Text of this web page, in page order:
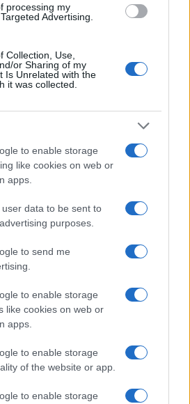
processing my
Advertising.
Collection, Use,
or Sharing of my
Is Unrelated with the
it was collected.
to enable storage
like cookies on web or
apps.
data to be sent to
purposes.
to send me
to enable storage
like cookies on web or
apps.
to enable storage
of the website or app.
to enable storage
di lavoro a Olbia e in Gallura
a Santa Teresa Gallura, la
dei residenti
Gallura, devastati un chiosco e due
indagini
celebra la cultura gallurese con il
Misericordia e Comune di Santa
in Costa Smeralda, 20
denunce